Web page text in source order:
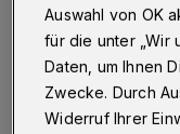
03.07.2025 , 10:30
Auswahl von OK
für die unter „Wir
Daten, um Ihnen
Zwecke. Durch
Widerruf Ihrer